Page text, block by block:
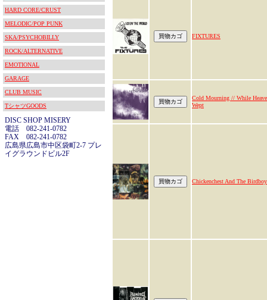
HARD CORE/CRUST
MELODIC/POP PUNK
SKA/PSYCHOBILLY
ROCK/ALTERNATIVE
EMOTIONAL
GARAGE
CLUB MUSIC
TシャツGOODS
DISC SHOP MISERY
電話 082-241-0782
FAX 082-241-0782
広島県広島市中区袋町2-7 プレ
イグラウンドビル2F
FIXTURES
Cold Mourning // While
Wept
Chickenchest And The